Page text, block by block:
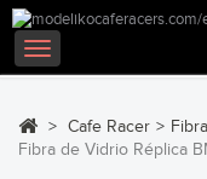
Navegación
Toggle
> Cafe Racer >
Fibra de Vidrio Réplica